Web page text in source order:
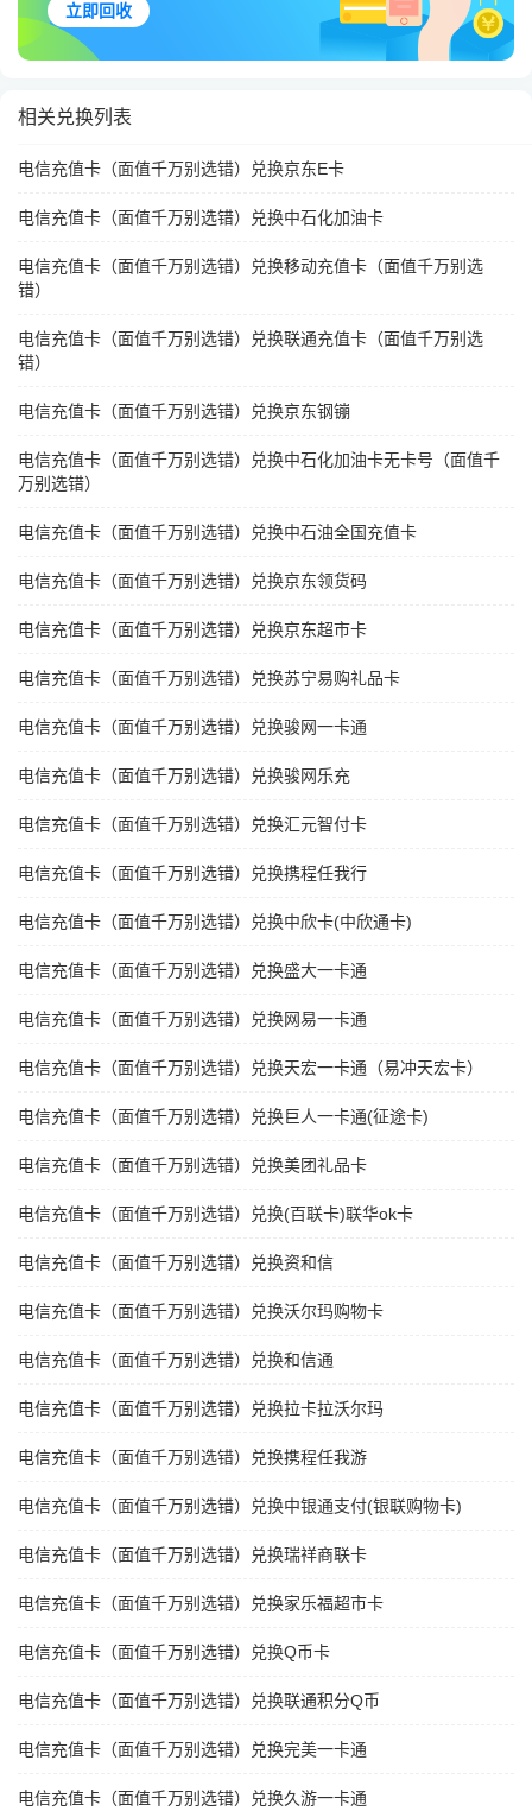
立即回收
相关兑换列表
电信充值卡（面值千万别选错）兑换京东E卡
电信充值卡（面值千万别选错）兑换中石化加油卡
电信充值卡（面值千万别选错）兑换移动充值卡（面值千万别选
错）
电信充值卡（面值千万别选错）兑换联通充值卡（面值千万别选
错）
电信充值卡（面值千万别选错）兑换京东钢镚
电信充值卡（面值千万别选错）兑换中石化加油卡无卡号（面值千
万别选错）
电信充值卡（面值千万别选错）兑换中石油全国充值卡
电信充值卡（面值千万别选错）兑换京东领货码
电信充值卡（面值千万别选错）兑换京东超市卡
电信充值卡（面值千万别选错）兑换苏宁易购礼品卡
电信充值卡（面值千万别选错）兑换骏网一卡通
电信充值卡（面值千万别选错）兑换骏网乐充
电信充值卡（面值千万别选错）兑换汇元智付卡
电信充值卡（面值千万别选错）兑换携程任我行
电信充值卡（面值千万别选错）兑换中欣卡(中欣通卡)
电信充值卡（面值千万别选错）兑换盛大一卡通
电信充值卡（面值千万别选错）兑换网易一卡通
电信充值卡（面值千万别选错）兑换天宏一卡通（易冲天宏卡）
电信充值卡（面值千万别选错）兑换巨人一卡通(征途卡)
电信充值卡（面值千万别选错）兑换美团礼品卡
电信充值卡（面值千万别选错）兑换(百联卡)联华ok卡
电信充值卡（面值千万别选错）兑换资和信
电信充值卡（面值千万别选错）兑换沃尔玛购物卡
电信充值卡（面值千万别选错）兑换和信通
电信充值卡（面值千万别选错）兑换拉卡拉沃尔玛
电信充值卡（面值千万别选错）兑换携程任我游
电信充值卡（面值千万别选错）兑换中银通支付(银联购物卡)
电信充值卡（面值千万别选错）兑换瑞祥商联卡
电信充值卡（面值千万别选错）兑换家乐福超市卡
电信充值卡（面值千万别选错）兑换Q币卡
电信充值卡（面值千万别选错）兑换联通积分Q币
电信充值卡（面值千万别选错）兑换完美一卡通
电信充值卡（面值千万别选错）兑换久游一卡通